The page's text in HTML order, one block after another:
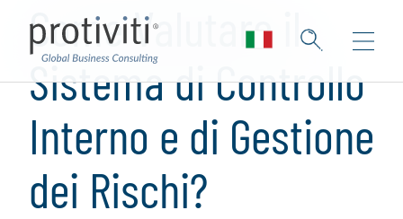
Come Valutare il
Sistema di Controllo
Interno e di Gestione
dei Rischi?